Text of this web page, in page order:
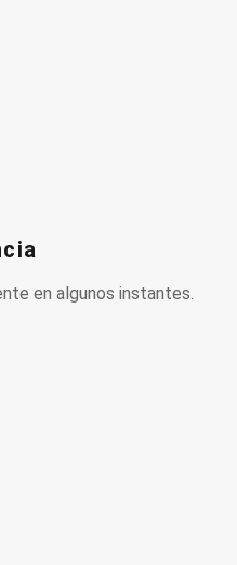
en algunos instantes.